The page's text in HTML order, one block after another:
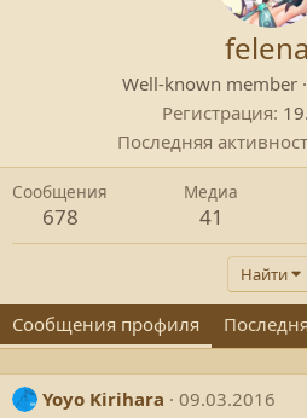
Well-known member ·
Регистрация
Последняя
Сообщения
678
Медиа
41
Найти
Сообщения профиля
Yoyo Kirihara
09.03.2016